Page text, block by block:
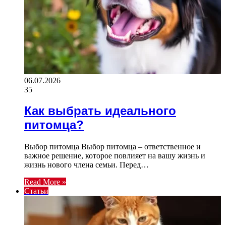
06.07.2026
35
Как выбрать идеального
питомца?
Выбор питомца Выбор питомца – ответственное и
важное решение, которое повлияет на вашу жизнь и
жизнь нового члена семьи. Перед…
Read More »
Статьи